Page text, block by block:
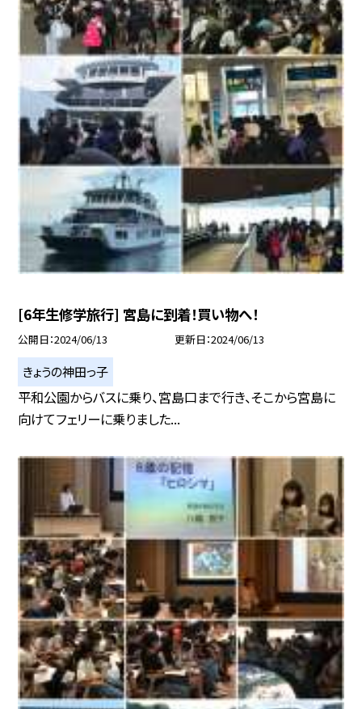
[6年生修学旅行] 宮島に到着！買い物へ！
公開日 2024/06/13 更新日 2024/06/13
きょうの神田っ子
平和公園からバスに乗り、宮島口まで行き、そこから宮島に
向けてフェリーに乗りました...